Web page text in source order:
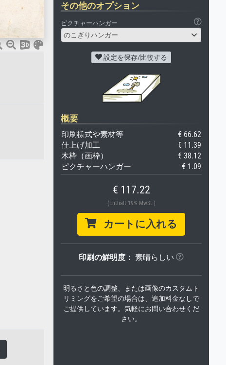
その他のオプション
ピクチャーハンガー
のこぎりハンガー
設定を保存/比較する
概要
印刷様式や素材等
€ 66.62
仕上げ加工
€ 11.39
木枠（画枠）
€ 38.12
ピクチャーハンガー
€ 1.09
€ 117.22
(Enthält 19% MwSt.)
カートに入れる
印刷の鮮明度： 素晴らしい
明るさと色の調整、または画像のカスタムト
リミングをご希望の場合は、追加料金なしで
ご提供しています。気軽にお問い合わせくだ
さい。